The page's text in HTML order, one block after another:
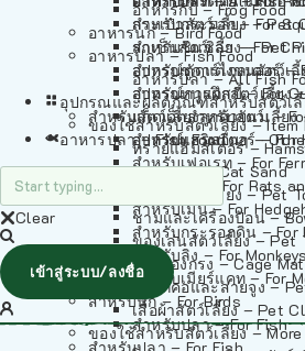
อาหารกบ – Frog Food
อาหารนก – Bird Food
อาหารปลา – Fish Food
อาหารปลา – All Fish
อุปกรณและผลิตภัณฑ์สำหรับสัตว์เ
ของใช้สำหรับสัตว์เลี้ยง – Item
ทรายแฮมสเตอร์ –
ทรายแมว – Cat Sand
ห้องน้ำสัตว์เลี้ยง – Pet
ชามและเครื่องป้อน –
ของเล่นสัตว์เลี้ยง – Pet
วัสดุรองกรง – Cage
ปลอกคอและสายจูง –
เสื้อผ้าสัตว์เลี้ยง – Pet
ของใช้สำหรับสัตว์เลี้ยง –
กระเป๋าสัตว์เลี้ยง – Pet
รถเข็นสัตว์เลี้ยง – Pet
อุปกรณ์ตัดแต่งขนสัตว์เลี้
อุปกรณ์การฝึกสัตว์เลี้ยง
แก็ดเจ็ตสำหรับสัตว์เลี้ย
อุปกรณ์เสริมอื่นๆ –
สำหรับกระรอก – For
สำหรับชินชิล่า – For
สำหรับชูการ์ไกลเดอร์ –
สำหรับหนูแกสบี้ – For
สำหรับสัตว์เลี้ยงลูกด้วยนม –
สำหรับแฮมสเตอร์ – For
สำหรับเฟอเรท – For
สำหรับหนู – For Rats
สำหรับเม่น – For
สำหรับกระรอกดิน – For
สำหรับลิง – For Monkeys
สำหรับเมียร์แคท – For
สำหรับนก – For Birds
สำหรับปลา – For Fish
อาหารปลา – Fish Food
Clear
เข้าสู่ระบบ/ลงชื่อ